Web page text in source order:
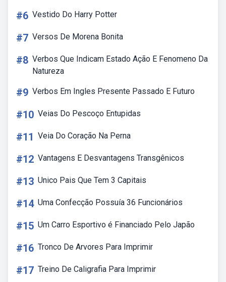
#6 Vestido Do Harry Potter
#7 Versos De Morena Bonita
#8 Verbos Que Indicam Estado Ação E Fenomeno Da
Natureza
#9 Verbos Em Ingles Presente Passado E Futuro
#10 Veias Do Pescoço Entupidas
#11 Veia Do Coração Na Perna
#12 Vantagens E Desvantagens Transgênicos
#13 Unico Pais Que Tem 3 Capitais
#14 Uma Confecção Possuía 36 Funcionários
#15 Um Carro Esportivo é Financiado Pelo Japão
#16 Tronco De Arvores Para Imprimir
#17 Treino De Caligrafia Para Imprimir